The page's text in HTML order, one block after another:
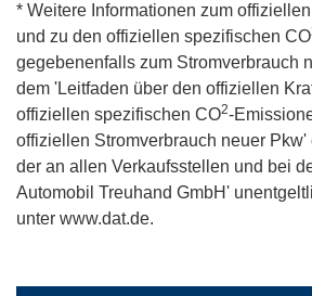
* Weitere Informationen zum
und zu den offiziellen spezifischen CO
gegebenenfalls zum Stromverbrauch
dem 'Leitfaden über den offiziellen
offiziellen spezifischen CO2-
offiziellen Stromverbrauch neuer Pkw'
der an allen Verkaufsstellen und bei
Automobil Treuhand GmbH'
unter www.dat.de.